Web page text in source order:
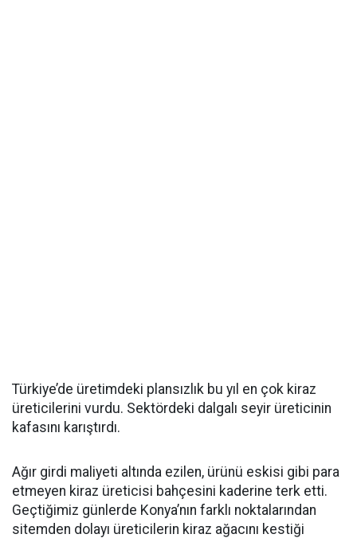
Türkiye’de üretimdeki plansızlık bu yıl en çok kiraz
üreticilerini vurdu. Sektördeki dalgalı seyir üreticinin
kafasını karıştırdı.
Ağır girdi maliyeti altında ezilen, ürünü eskisi gibi para
etmeyen kiraz üreticisi bahçesini kaderine terk etti.
Geçtiğimiz günlerde Konya’nın farklı noktalarından
sitemden dolayı üreticilerin kiraz ağacını kestiği